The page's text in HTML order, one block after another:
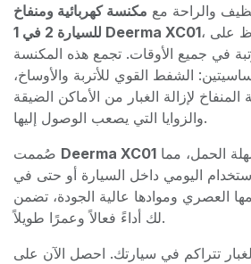
والراحة مع مكنسة كهربائية ومنفاخ
للسيارة 2 في 1 Deerma XC01، الحل المثالي للحفاظ على
في جميع الأوقات. تجمع هذه المكنسة
الشفط القوي للأتربة والأوساخ،
لإزالة الغبار من الأماكن الضيقة
والزوايا التي يصعب الوصول إليها.
Deerma XC01
اليومي داخل السيارة أو حتى في
العصري وموادها عالية الجودة، تضمن
لك أداءً فعالاً وعمرًا طويلاً.
تتراكم في سيارتك. احصل الآن على